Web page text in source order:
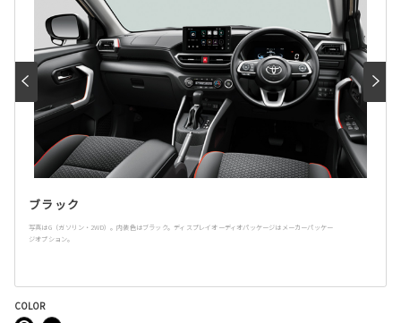
ブラック
写真はG（ガソリン・2WD）。内装色はブラック。ディスプレイオーディオパッケージはメーカーパッケー
ジオプション。
COLOR